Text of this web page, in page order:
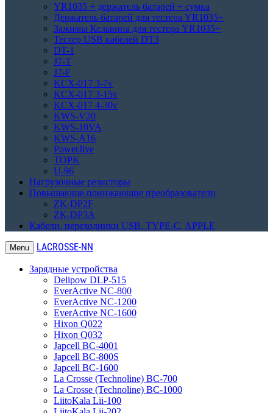
YR1035 + держатель батарей + сумка
Держатель батарей для тестера YR1035+
Зажимы Кельвина для тестера YR1035+
Тестер USB кабелей DT3
DT-1
J7-T
J7-F
KCX-017 3-7v
KCX-017 3-15v
KCX-017 4-30v
KWS-V20
KWS-10VA
KWS-A16
PowerJive
TOPK
U-96
Нагрузочные резисторы
Повышающе-понижающие преобразователи
ZK-DP2F
ZK-DP3A
Кабели, переходники USB, TYPE-C, APPLE
Menu LACROSSE-NN
Зарядные устройства
Delipow DLP-515
EverActive NC-800
EverActive NC-1200
EverActive NC-1600
Hixon Q022
Hixon Q032
Japcell BC-4001
Japcell BC-800S
Japcell BC-1600
La Crosse (Technoline) BC-700
La Crosse (Technoline) BC-1000
LiitoKala Lii-100